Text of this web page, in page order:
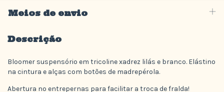
Meios de envio
Descrição
Bloomer suspensório em tricoline xadrez lilás e branco. Elástino
na cintura e alças com botões de madrepérola.
Abertura no entrepernas para facilitar a troca de fralda!